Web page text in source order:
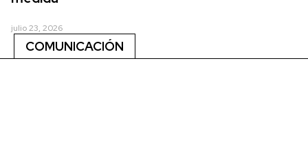
julio 23, 2026
COMUNICACIÓN